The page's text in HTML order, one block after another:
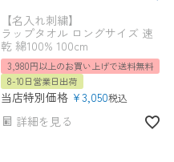
【名入れ刺繍】
ラップタオル ロングサイズ 速
乾 綿100% 100cm
3,980円以上のお買い上げで送料無料
8-10日営業日出荷
当店特別価格 ¥3,050税込
詳細を見る